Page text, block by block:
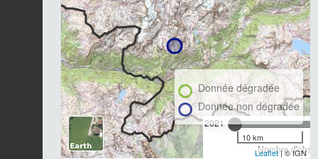
2021
Nombre
Donnée dégradée
Donnée non dégradée
10 km
Leaflet| © IGN